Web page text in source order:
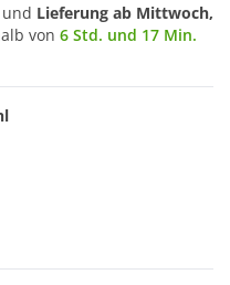
und Lieferung ab Mittwoch,
von 6 Std. und 17 Min.